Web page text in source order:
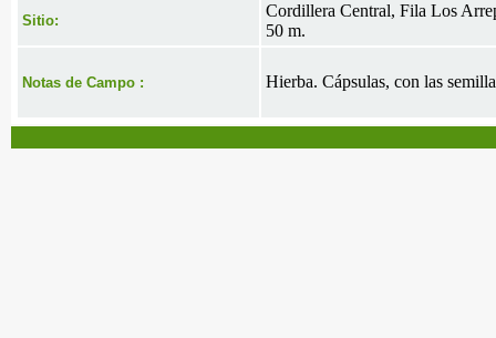
Sitio:
Cordillera Central, Fila Los
50 m.
Notas de Campo : Hierba. Cápsulas, con las